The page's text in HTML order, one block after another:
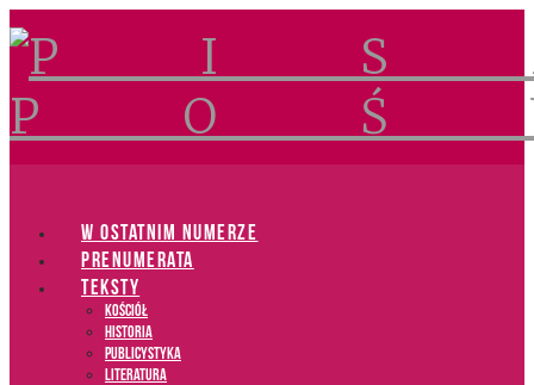
W OSTATNIM NUMERZE
PRENUMERATA
TEKSTY
Kościół
Historia
Publicystyka
Literatura